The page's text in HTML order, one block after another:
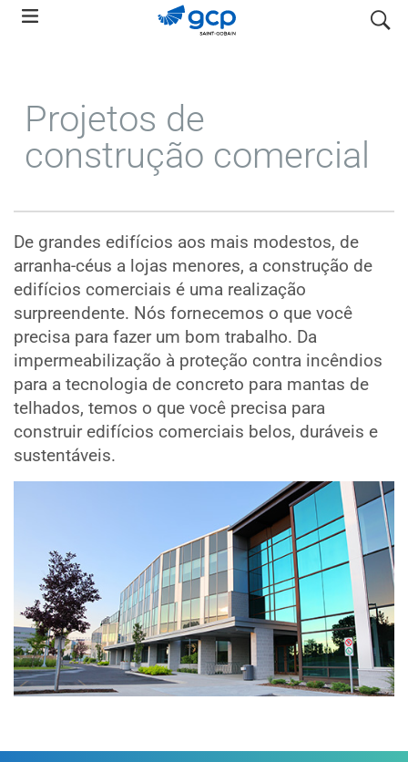
Skip
Projetos de
construção comercial
De grandes edifícios aos mais modestos, de
arranha-céus a lojas menores, a construção de
edifícios comerciais é uma realização
surpreendente. Nós fornecemos o que você
precisa para fazer um bom trabalho. Da
impermeabilização à proteção contra incêndios
para a tecnologia de concreto para mantas de
telhados, temos o que você precisa para
construir edifícios comerciais belos, duráveis e
sustentáveis.